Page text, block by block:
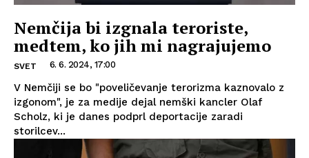
Nemčija bi izgnala teroriste,
medtem, ko jih mi nagrajujemo
SVET 6. 6. 2024, 17:00
V Nemčiji se bo "poveličevanje terorizma kaznovalo z
izgonom", je za medije dejal nemški kancler Olaf
Scholz, ki je danes podprl deportacije zaradi
storilcev...